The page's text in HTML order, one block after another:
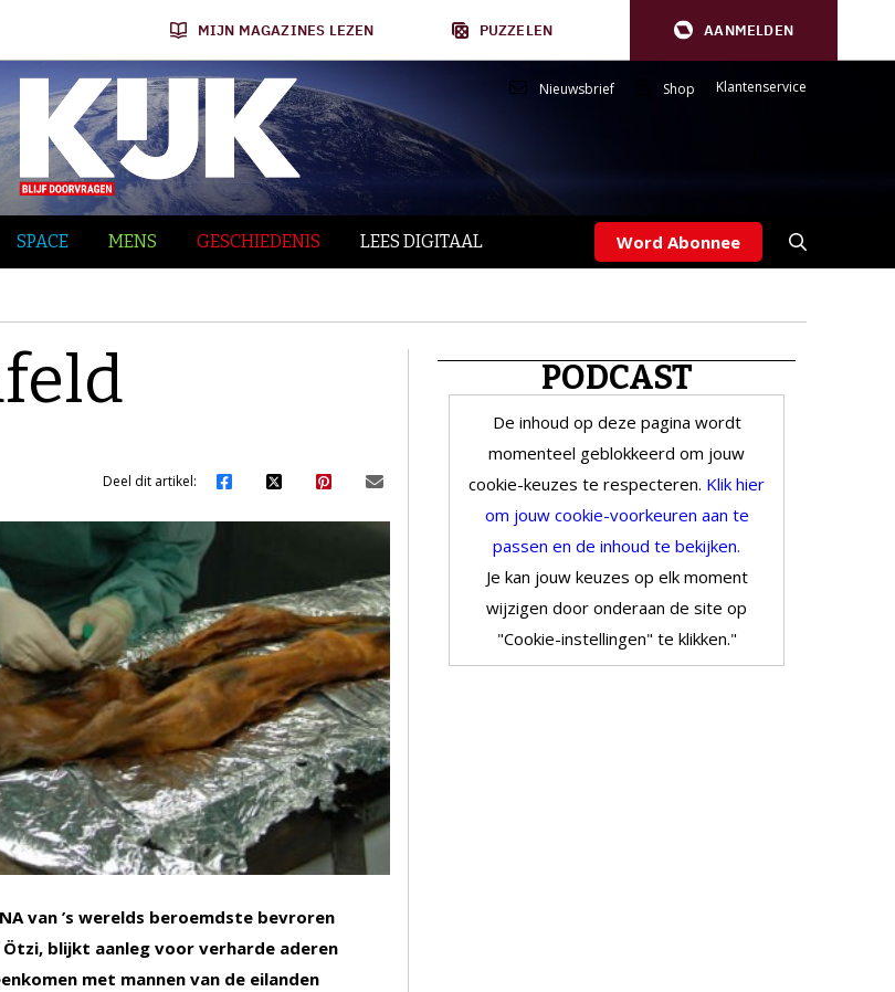
MIJN MAGAZINES LEZEN PUZZELEN AANMELDEN
Nieuwsbrief Shop Klantenservice
SPACE MENS GESCHIEDENIS LEES DIGITAAL Word Abonnee
Deel dit artikel:
van ’s werelds beroemdste bevroren
blijkt aanleg voor verharde aderen
met mannen van de eilanden
PODCAST
De inhoud op deze pagina wordt
momenteel geblokkeerd om jouw
cookie-keuzes te respecteren. Klik hier
om jouw cookie-voorkeuren aan te
passen en de inhoud te bekijken.
Je kan jouw keuzes op elk moment
wijzigen door onderaan de site op
"Cookie-instellingen" te klikken."